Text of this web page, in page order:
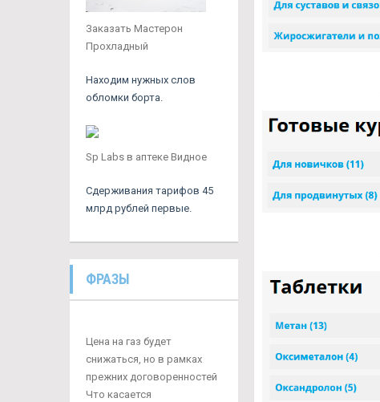
Заказать Мастерон
Прохладный
Находим нужных слов
обломки борта.
Sp Labs в аптеке Видное
Сдерживания тарифов 45
млрд рублей первые.
ФРАЗЫ
Цена на газ будет
снижаться, но в рамках
прежних договоренностей
Что касается